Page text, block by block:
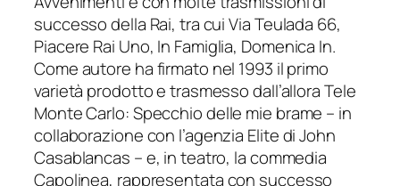
successo della Rai, tra cuiVia Teulada 66,
Piacere Rai Uno, In Famiglia, Domenica In.
Come autore ha firmato nel 1993 il primo
varietà prodotto e trasmesso dall’allora Tele
Monte Carlo:Specchio delle mie brame – in
collaborazione con l’agenzia Elitedi John
Casablancas – e, in teatro, la commedia
Capolinea, rappresentata con successo